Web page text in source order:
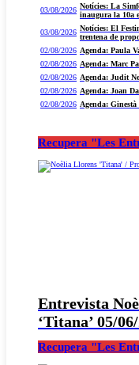
03/08/2026 Notícies: La
inaugura la 10a
03/08/2026 Notícies: El
trentena de
02/08/2026 Agenda: Paula
02/08/2026 Agenda: Marc
02/08/2026 Agenda: Judit
02/08/2026 Agenda: Joan
02/08/2026 Agenda:
Recupera "Les
Entrevista
‘Titana’ 05/
Recupera "Les